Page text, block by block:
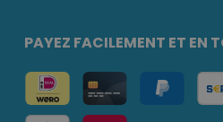
PAYEZ FACILEMENT ET EN